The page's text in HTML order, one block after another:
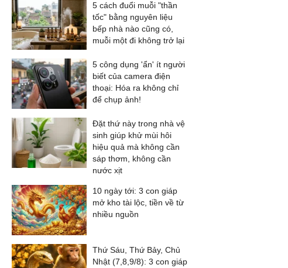
5 cách đuổi muỗi "thần
tốc" bằng nguyên liệu
bếp nhà nào cũng có,
muỗi một đi không trở lại
5 công dụng 'ẩn' ít người
biết của camera điện
thoại: Hóa ra không chỉ
để chụp ảnh!
Đặt thứ này trong nhà vệ
sinh giúp khử mùi hôi
hiệu quả mà không cần
sáp thơm, không cần
nước xịt
10 ngày tới: 3 con giáp
mở kho tài lộc, tiền về từ
nhiều nguồn
Thứ Sáu, Thứ Bảy, Chủ
Nhật (7,8,9/8): 3 con giáp